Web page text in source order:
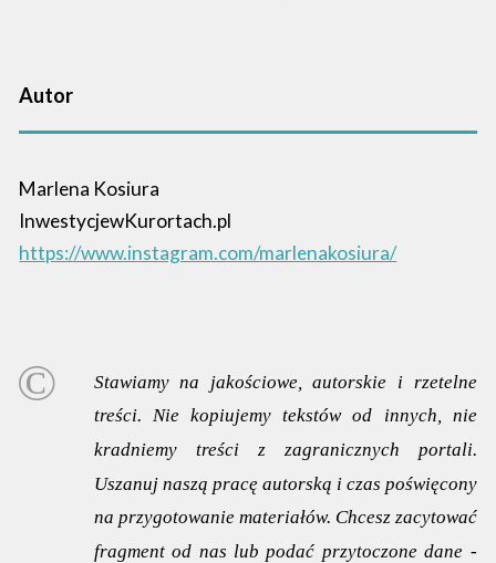
Autor
Marlena Kosiura
InwestycjewKurortach.pl
https://www.instagram.com/marlenakosiura/
Stawiamy na jakościowe, autorskie i rzetelne
treści. Nie kopiujemy tekstów od innych, nie
kradniemy treści z zagranicznych portali.
Uszanuj naszą pracę autorską i czas poświęcony
na przygotowanie materiałów. Chcesz zacytować
fragment od nas lub podać przytoczone dane -